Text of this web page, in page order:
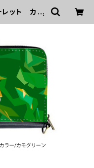
レット カラ